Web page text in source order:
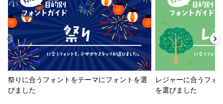
祭りに合うフォントをテーマにフォントを選
びました
レジャーに合うフォ
を選びました